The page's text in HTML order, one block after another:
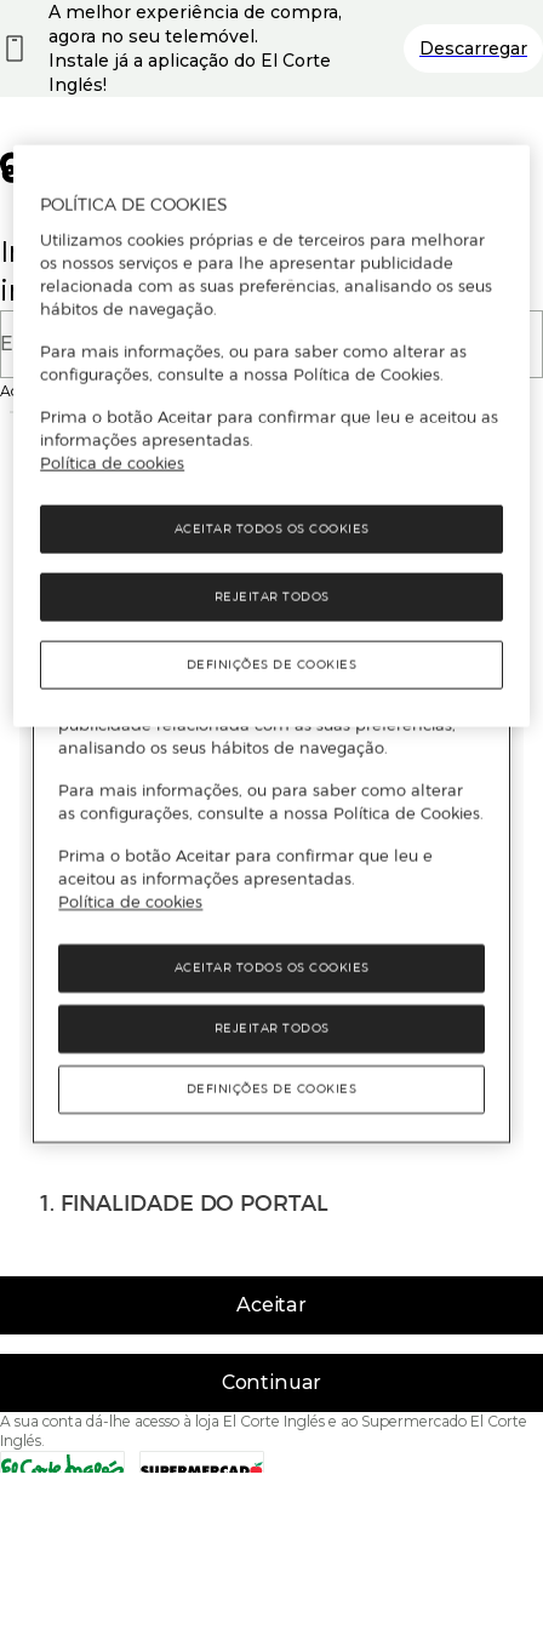
Insira o seu email para se registar ou
iniciar sessão.
E-mail
Ao continuar, aceitas as
Aceitar
Continuar
A sua conta dá-lhe acesso à loja El Corte Inglés e ao Supermercado El Corte
Inglés.
A melhor experiência de compra,
agora no seu telemóvel.
Instale já a aplicação do El Corte
Inglés!
Descarregar
POLÍTICA DE COOKIES
Utilizamos cookies próprias e de terceiros para melhorar
os nossos serviços e para lhe apresentar publicidade
relacionada com as suas preferências, analisando os seus
hábitos de navegação.
Para mais informações, ou para saber como alterar as
configurações, consulte a nossa Política de Cookies.
Prima o botão Aceitar para confirmar que leu e aceitou as
informações apresentadas.
Política de cookies
REJEITAR TODOS
ACEITAR TODOS OS COOKIES
DEFINIÇÕES DE COOKIES